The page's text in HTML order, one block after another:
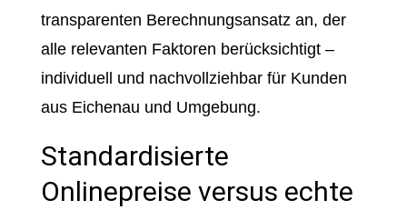
transparenten Berechnungsansatz an, der
alle relevanten Faktoren berücksichtigt –
individuell und nachvollziehbar für Kunden
aus Eichenau und Umgebung.
Standardisierte
Onlinepreise versus echte